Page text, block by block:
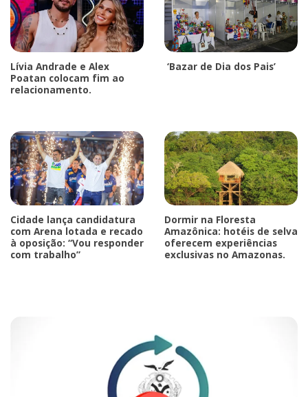
Lívia Andrade e Alex
Poatan colocam fim ao
relacionamento.
‘Bazar de Dia dos Pais’
Cidade lança candidatura
com Arena lotada e recado
à oposição: “Vou responder
com trabalho”
Dormir na Floresta
Amazônica: hotéis de selva
oferecem experiências
exclusivas no Amazonas.